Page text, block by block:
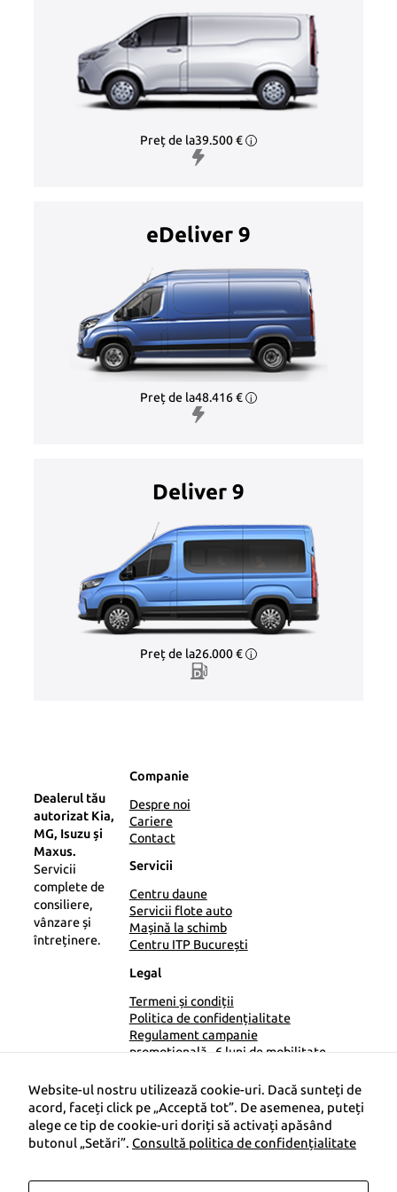
Preț de la39.500 € i
eDeliver 9
Preț de la48.416 € i
Deliver 9
Preț de la26.000 € i
Dealerul tău
autorizat Kia,
MG, Isuzu și
Maxus.
Servicii
complete de
consiliere,
vânzare și
întreținere.
Companie
Despre noi
Cariere
Contact
Servicii
Centru daune
Servicii flote auto
Mașină la schimb
Centru ITP București
Legal
Termeni și condiții
Politica de confidențialitate
Regulament campanie
promoțională „6 luni de mobilitate
Date companie
ANPC
Acest site web conține imagini și fundaluri
doar cu titlu ilustrativ.
Website-ul nostru utilizează cookie-uri. Dacă sunteți de
acord, faceți click pe „Acceptă tot”. De asemenea, puteți
alege ce tip de cookie-uri doriți să activați apăsând
butonul „Setări”. Consultă politica de confidențialitate
Marketing
Prin partajarea
comportamentului
dvs. atunci când
vizitați website-ul
șansele de a vedea